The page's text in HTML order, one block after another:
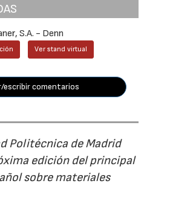
S.A. - Denn
Ver stand virtual
escribir comentarios
Politécnica de Madrid
edición del principal
sobre materiales